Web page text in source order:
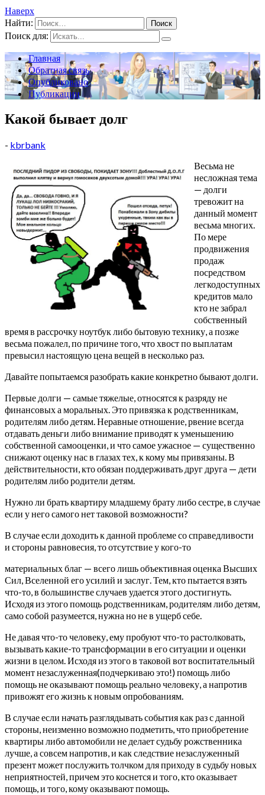
Наверх
Найти:
Поиск для:
Главная
Обратная связь
Опубликовано
Публикации
Какой бывает долг
- kbrbank
Весьма не
несложная тема
— долги
тревожит на
данный момент
весьма многих.
По мере
продвижения
продаж
посредством
легкодоступных
кредитов мало
кто не забрал
собственный
время в рассрочку ноутбук либо бытовую технику, а позже
весьма пожалел, по причине того, что хвост по выплатам
превысил настоящую цена вещей в несколько раз.
Давайте попытаемся разобрать какие конкретно бывают долги.
Первые долги — самые тяжелые, относятся к разряду не
финансовых а моральных. Это привязка к родственникам,
родителям либо детям. Неравные отношение, рвение всегда
отдавать деньги либо внимание приводят к уменьшению
собственной самооценки, и что самое ужасное — существенно
снижают оценку нас в глазах тех, к кому мы привязаны. В
действительности, кто обязан поддерживать друг друга — дети
родителям либо родители детям.
Нужно ли брать квартиру младшему брату либо сестре, в случае
если у него самого нет таковой возможности?
В случае если доходить к данной проблеме со справедливости
и стороны равновесия, то отсутствие у кого-то
материальных благ — всего лишь объективная оценка Высших
Сил, Вселенной его усилий и заслуг. Тем, кто пытается взять
что-то, в большинстве случаев удается этого достигнуть.
Исходя из этого помощь родственникам, родителям либо детям,
само собой разумеется, нужна но не в ущерб себе.
Не давая что-то человеку, ему пробуют что-то растолковать,
вызывать какие-то трансформации в его ситуации и оценки
жизни в целом. Исходя из этого в таковой вот воспитательный
момент незаслуженная(подчеркиваю это!) помощь либо
помощь не оказывают помощь реально человеку, а напротив
привожят его жизнь к новым опробованиям.
В случае если начать разглядывать события как раз с данной
стороны, неизменно возможно подметить, что приобретение
квартиры либо автомобили не делает судьбу рожственника
лучше, а совсем напротив, и как следствие незаслуженный
презент может послужить толчком для приходу в судьбу новых
неприятностей, причем это коснется и того, кто оказывает
помощь, и того, кому оказывают помощь.